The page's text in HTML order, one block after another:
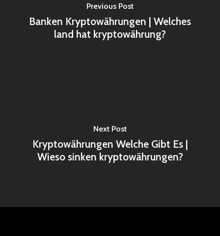
Previous Post
Banken Kryptowährungen | Welches
land hat kryptowährung?
Next Post
Kryptowährungen Welche Gibt Es |
Wieso sinken kryptowährungen?